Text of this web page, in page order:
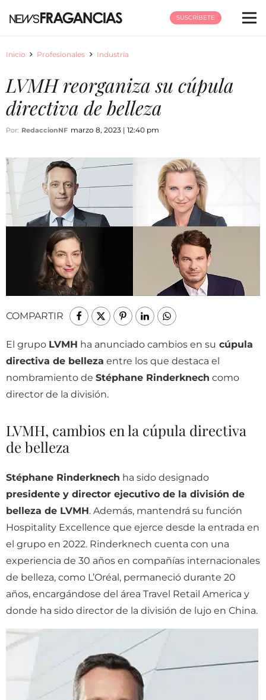
SUSCRÍBETE
Inicio Profesionales Industria
LVMH reorganiza su cúpula
directiva de belleza
Por: RedaccionNF marzo 8, 2023 | 12:40 pm
COMPARTIR
El grupo LVMH ha anunciado cambios en su cúpula
directiva de belleza entre los que destaca el
nombramiento de Stéphane Rinderknech como
director de la división.
LVMH, cambios en la cúpula directiva
de belleza
Stéphane Rinderknech ha sido designado
presidente y director ejecutivo de la división de
belleza de LVMH. Además, mantendrá su función
Hospitality Excellence que ejerce desde la entrada en
el grupo en 2022. Rinderknech cuenta con una
experiencia de 30 años en compañías internacionales
de belleza, como L’Oréal, permaneció durante 20
años, encargándose del área Travel Retail America y
donde ha sido director de la división de lujo en China.